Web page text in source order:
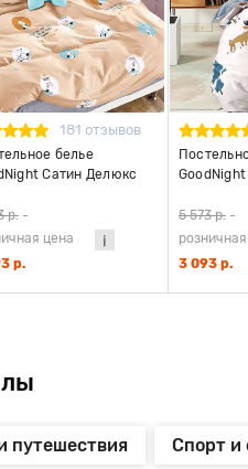
181 отзывов
белье
Сатин Делюкс
р. -
цена
р.
нав.
5 573 р. -
3 093 р.
путешествия Спорт и